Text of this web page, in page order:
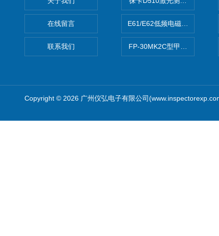
在线留言
联系我们
E61/E62低频电磁场强度分析
FP-30MK2C型甲醛检测仪
Copyright © 2026 广州仪弘电子有限公司